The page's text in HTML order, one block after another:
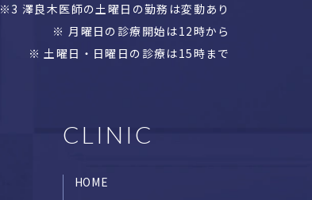
※3 澤良木医師の土曜日の勤務は変動あり
※ 月曜日の診療開始は12時から
※ 土曜日・日曜日の診療は15時まで
CLINIC
HOME